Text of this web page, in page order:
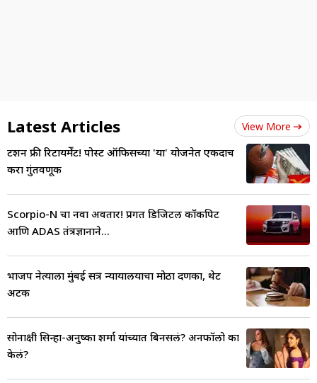
Latest Articles View More
टेंशन फ्री रिटायर्मेंट! पोस्ट ऑफिसच्या 'या' योजनेत एकदाच
करा गुंतवणूक
Scorpio-N चा नवा अवतार! प्रगत डिजिटल कॉकपिट
आणि ADAS तंत्रज्ञानाने...
भाजप नेत्याला मुंबई सत्र न्यायालयाचा मोठा दणका, थेट
अटक
सोनाक्षी सिन्हा-अनुष्का शर्मा यांच्यात बिनसलं? अनफॉलो का
केलं?